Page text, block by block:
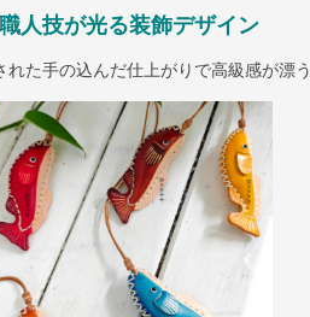
職人技が光る装飾デザイン
た手の込んだ仕上がりで高級感が漂う